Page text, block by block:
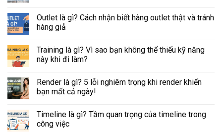
Outlet là gì? Cách nhận biết hàng outlet thật và tránh
hàng giả
Training là gì? Vì sao bạn không thể thiếu kỹ năng
này khi đi làm?
Render là gì? 5 lỗi nghiêm trọng khi render khiến
bạn mất cả ngày!
Timeline là gì? Tầm quan trọng của timeline trong
công việc